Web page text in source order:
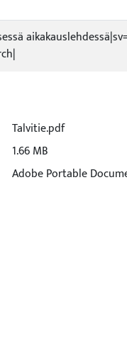
Talvitie.pdf
1.66 MB
Adobe Portable